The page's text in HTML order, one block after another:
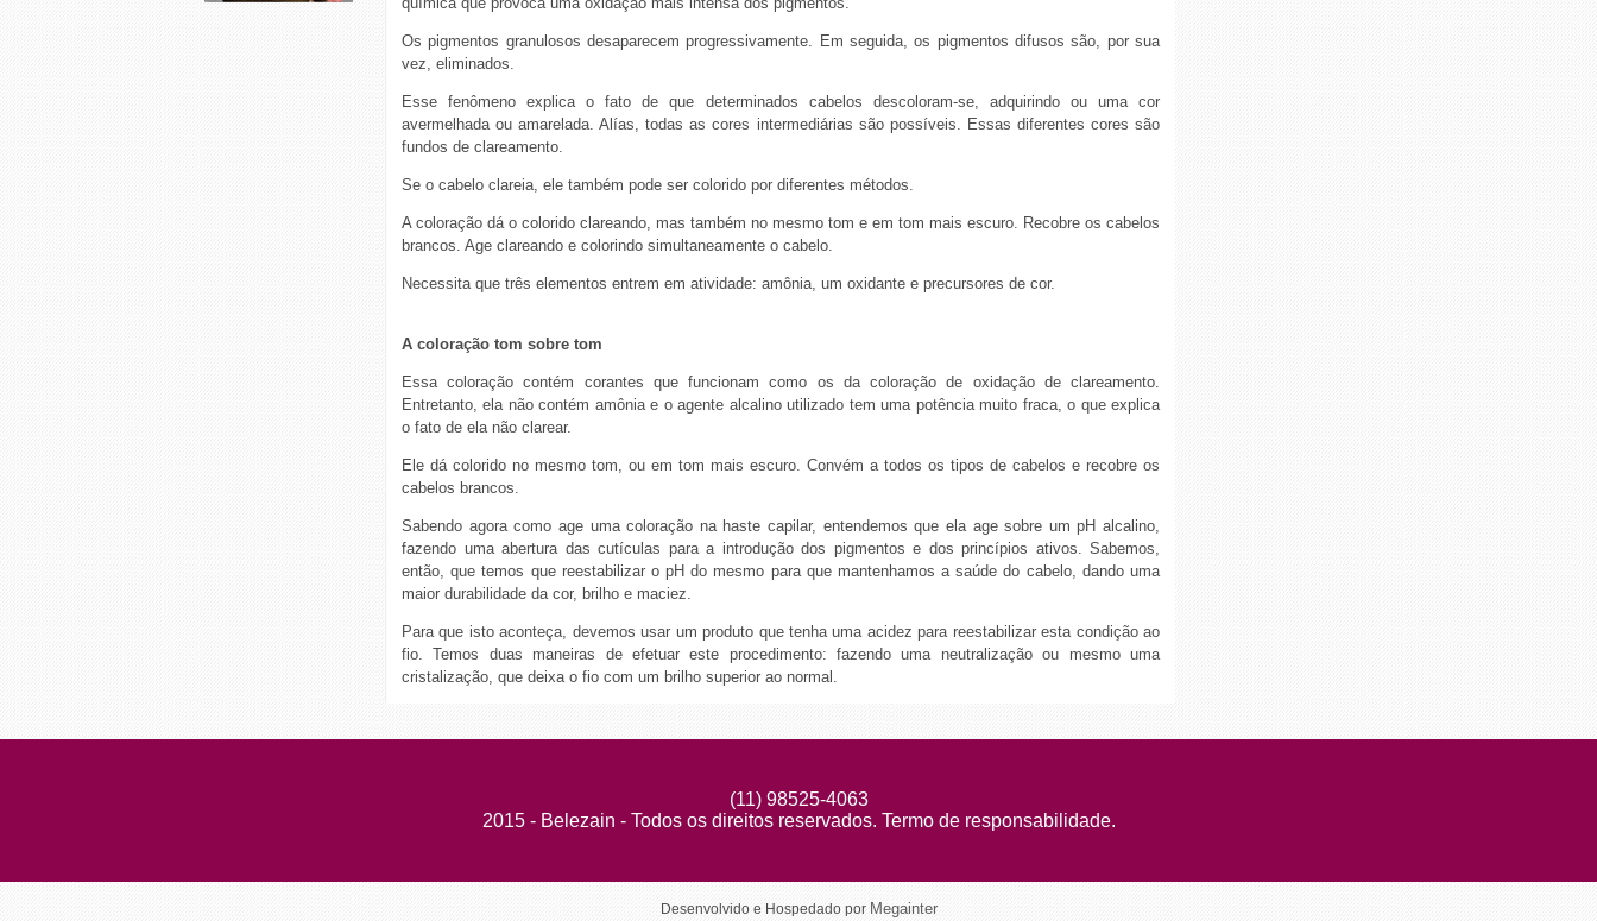
Os pigmentos granulosos desaparecem progressivamente. Em seguida, os pigmentos difusos são, por sua
vez, eliminados.
Esse fenômeno explica o fato de que determinados cabelos descoloram-se, adquirindo ou uma cor
avermelhada ou amarelada. Alías, todas as cores intermediárias são possíveis. Essas diferentes cores são
fundos de clareamento.
Se o cabelo clareia, ele também pode ser colorido por diferentes métodos.
A coloração dá o colorido clareando, mas também no mesmo tom e em tom mais escuro. Recobre os cabelos
brancos. Age clareando e colorindo simultaneamente o cabelo.
Necessita que três elementos entrem em atividade: amônia, um oxidante e precursores de cor.
A coloração tom sobre tom
Essa coloração contém corantes que funcionam como os da coloração de oxidação de clareamento.
Entretanto, ela não contém amônia e o agente alcalino utilizado tem uma potência muito fraca, o que explica
o fato de ela não clarear.
Ele dá colorido no mesmo tom, ou em tom mais escuro. Convém a todos os tipos de cabelos e recobre os
cabelos brancos.
Sabendo agora como age uma coloração na haste capilar, entendemos que ela age sobre um pH alcalino,
fazendo uma abertura das cutículas para a introdução dos pigmentos e dos princípios ativos. Sabemos,
então, que temos que reestabilizar o pH do mesmo para que mantenhamos a saúde do cabelo, dando uma
maior durabilidade da cor, brilho e maciez.
Para que isto aconteça, devemos usar um produto que tenha uma acidez para reestabilizar esta condição ao
fio. Temos duas maneiras de efetuar este procedimento: fazendo uma neutralização ou mesmo uma
cristalização, que deixa o fio com um brilho superior ao normal.
(11) 98525-4063
2015 - Belezain - Todos os direitos reservados. Termo de responsabilidade.
Desenvolvido e Hospedado por Megainter